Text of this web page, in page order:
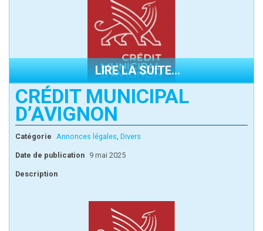
LIRE LA SUITE...
CRÉDIT MUNICIPAL
D’AVIGNON
Catégorie Annonces légales, Divers
Date de publication 9 mai 2025
Description